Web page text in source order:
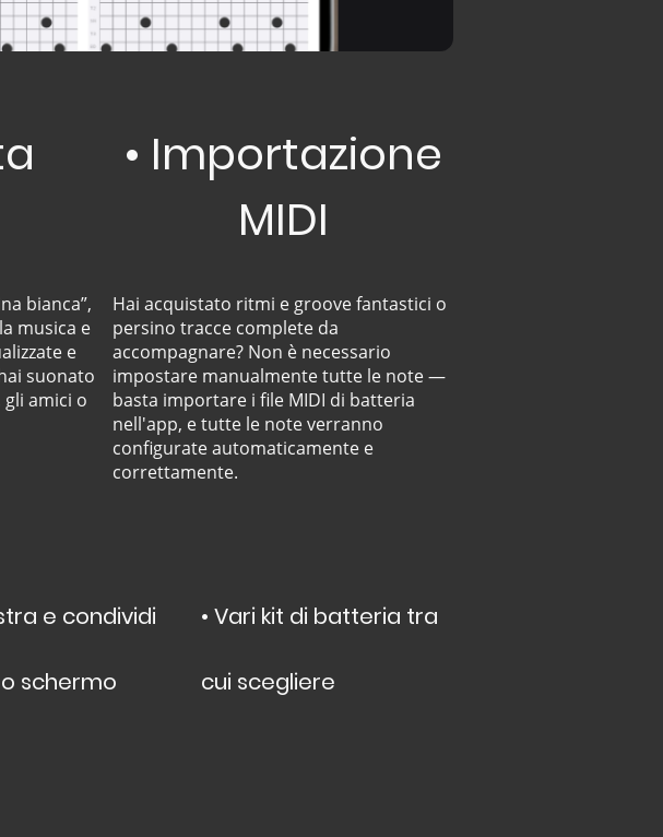
bianca”,
musica e
e
suonato
amici o
• Importazione
MIDI
Hai acquistato ritmi e groove fantastici o
persino tracce complete da
accompagnare? Non è necessario
impostare manualmente tutte le note —
basta importare i file MIDI di batteria
nell'app, e tutte le note verranno
configurate automaticamente e
correttamente.
e condividi
schermo
• Vari kit di batteria tra
cui scegliere